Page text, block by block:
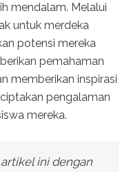
mendalam. Melalui
untuk merdeka
potensi mereka
pemahaman
memberikan inspirasi
pengalaman
mereka.
ini dengan